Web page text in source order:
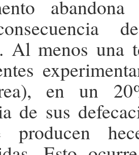
Al menos una
en un
de sus
producen